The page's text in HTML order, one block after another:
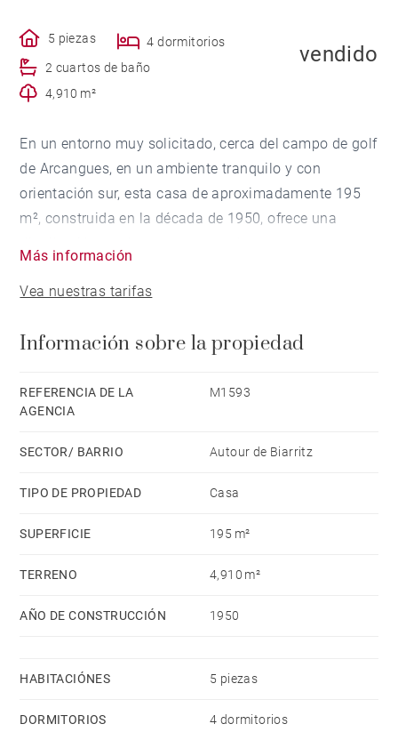
5 piezas
4 dormitorios
2 cuartos de baño
4,910 m²
vendido
En un entorno muy solicitado, cerca del campo de golf
de Arcangues, en un ambiente tranquilo y con
orientación sur, esta casa de aproximadamente 195
m², construida en la década de 1950, ofrece una
algunos trabajos de actualización y decoración.
Situada en una posición dominante sobre una parcela
ningún tipo de vistas directas de vecinos, la propiedad
permite la construcción de una piscina si se desea.
Más información
Vea nuestras tarifas
Información sobre la propiedad
REFERENCIA DE LA
AGENCIA
M1593
SECTOR/ BARRIO Autour de Biarritz
TIPO DE PROPIEDAD Casa
SUPERFICIE 195 m²
TERRENO 4,910 m²
AÑO DE CONSTRUCCIÓN 1950
HABITACIÓNES 5 piezas
DORMITORIOS 4 dormitorios